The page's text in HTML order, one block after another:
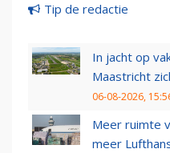
Tip de redactie
In jacht op
Maastricht
06-08-2026,
Meer ruimte
meer